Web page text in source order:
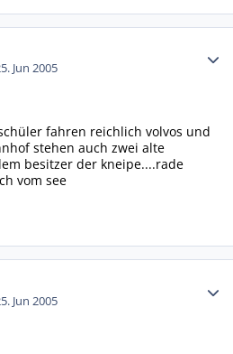
Jun 2005
fahren reichlich volvos und
stehen auch zwei alte
besitzer der kneipe....rade
vom see
Jun 2005